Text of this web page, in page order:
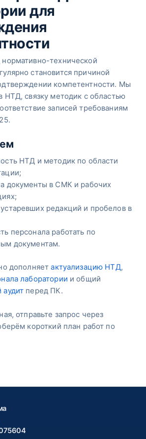
для
технической
становится причиной
компетентности. Мы
НТД, связку методик с областью
записей требованиям
НТД и методик по области
документы в СМК и рабочих
редакций и пробелов в
персонала работать по
документам.
дополняетактуализацию НТД,
лаборатории и общий
аудит перед ПК.
отправьте запрос через
короткий план работ по